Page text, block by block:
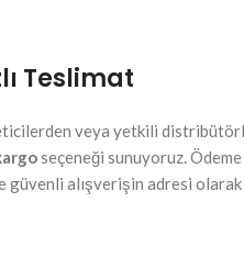
Teslimat
veya yetkili
seçeneği sunuyoruz.
alışverişin adresi olarak